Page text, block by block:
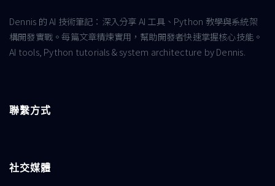
Dennis 的 AI 技術筆記：深入分享 AI 工具、Python 教學與系統架
構開發實戰。每篇文章精煉實用，幫助開發者快速掌握核心技能。
AI tools, Python tutorials & system architecture by Dennis.
聯繫方式
社交媒體